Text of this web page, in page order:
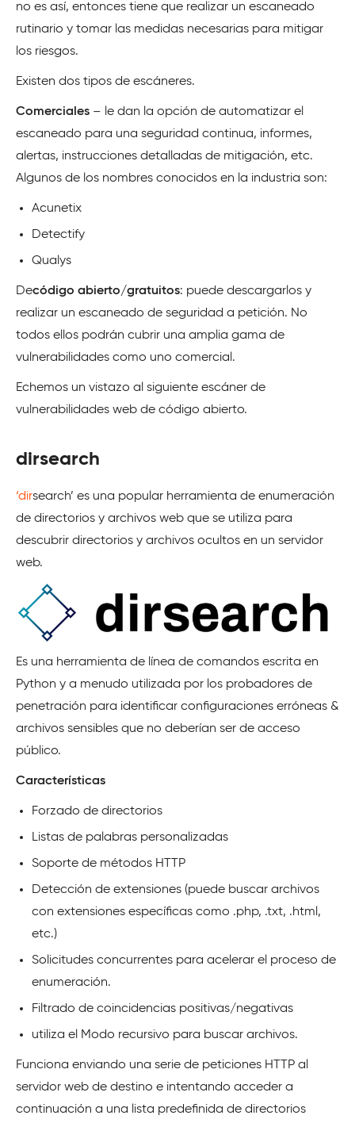
no es así, entonces tiene que realizar un escaneado
rutinario y tomar las medidas necesarias para mitigar
los riesgos.
Existen dos tipos de escáneres.
Comerciales – le dan la opción de automatizar el
escaneado para una seguridad continua, informes,
alertas, instrucciones detalladas de mitigación, etc.
Algunos de los nombres conocidos en la industria son:
Acunetix
Detectify
Qualys
Decódigo abierto/gratuitos: puede descargarlos y
realizar un escaneado de seguridad a petición. No
todos ellos podrán cubrir una amplia gama de
vulnerabilidades como uno comercial.
Echemos un vistazo al siguiente escáner de
vulnerabilidades web de código abierto.
dirsearch
‘dirsearch’ es una popular herramienta de enumeración
de directorios y archivos web que se utiliza para
descubrir directorios y archivos ocultos en un servidor
web.
Es una herramienta de línea de comandos escrita en
Python y a menudo utilizada por los probadores de
penetración para identificar configuraciones erróneas &
archivos sensibles que no deberían ser de acceso
público.
Características
Forzado de directorios
Listas de palabras personalizadas
Soporte de métodos HTTP
Detección de extensiones (puede buscar archivos
con extensiones específicas como .php, .txt, .html,
etc.)
Solicitudes concurrentes para acelerar el proceso de
enumeración.
Filtrado de coincidencias positivas/negativas
utiliza el Modo recursivo para buscar archivos.
Funciona enviando una serie de peticiones HTTP al
servidor web de destino e intentando acceder a
continuación a una lista predefinida de directorios